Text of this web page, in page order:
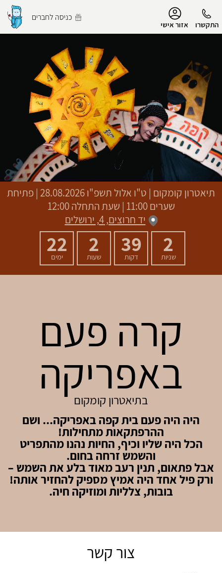
התקשרו אזור אישי
כניסה לחברים
הפרופיל שלי
התנתק
תיאטרון קומקום | ט"ו אלול תשפ"ו
28.08.2026 | פתיחת
שערים 11:00 | שעת התחלה 12:00
יד חרוצים, 4, ירושלים
2
שניות
39
דקות
2
שעות
22
ימים
קרה פעם
באפריקה
בתיאטרון קומקום
היה היה פעם בית קפה באפריקה... ושם
ההרפתקאות מתחילות!
הכל היה שליו וכיף, החיות נהנו מהתפריט
והשמש זרחה בחום.
אבל פתאום, תנין רעב מאוד בלע את השמש –
ורק פיל אחד היה אמיץ מספיק להחזיר אותה!
בובות, צלליות ומוזיקה חיה.
צור קשר